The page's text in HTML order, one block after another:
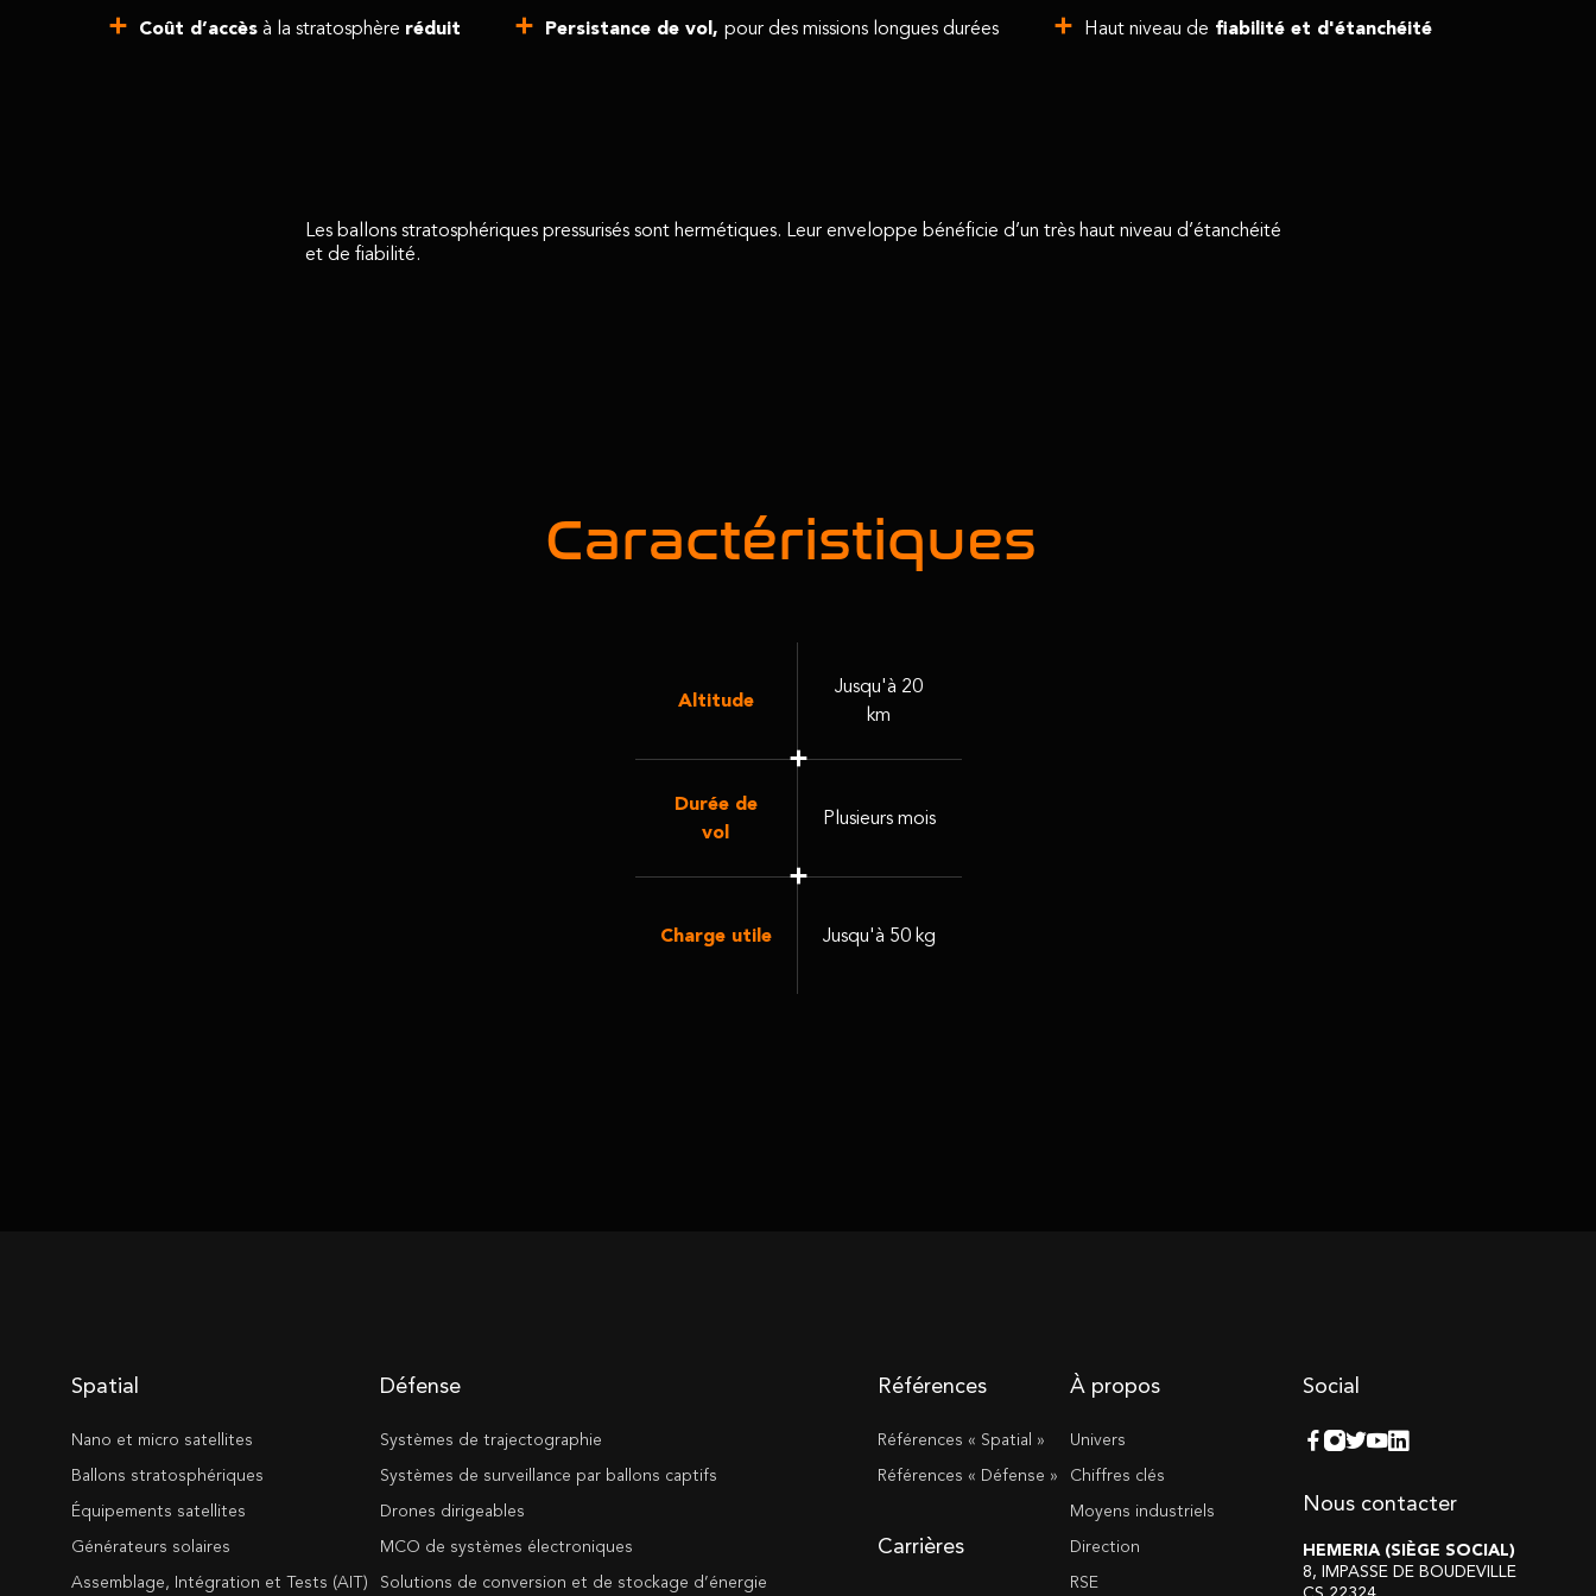
Coût d’accès à la stratosphère réduit Persistance de vol,pour des missions longues durées Haut niveau de fiabilité et d'étanchéité
Les ballons stratosphériques pressurisés sont hermétiques. Leur enveloppe bénéficie d’un très haut niveau d’étanchéité
et de fiabilité.
Caractéristiques
Altitude
Jusqu'à 20
km
Durée de
vol
Plusieurs mois
Charge utile Jusqu'à 50 kg
Spatial
Nano et micro satellites
Ballons stratosphériques
Équipements satellites
Générateurs solaires
Assemblage, Intégration et Tests (AIT)
Défense
Systèmes de trajectographie
Systèmes de surveillance par ballons captifs
Drones dirigeables
MCO de systèmes électroniques
Solutions de conversion et de stockage d’énergie
Références
Références « Spatial »
Références « Défense »
Carrières
À propos
Univers
Chiffres clés
Moyens industriels
Direction
RSE
Social
Nous contacter
HEMERIA (SIÈGE SOCIAL)
8, IMPASSE DE BOUDEVILLE